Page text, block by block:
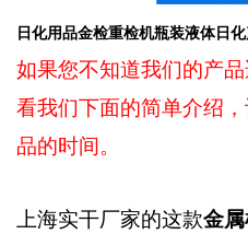
日化用品金检重检机瓶装液体日
如果您不知道我们的产
看我们下面的简单介绍
品的时间。
上海实干厂家的这款金